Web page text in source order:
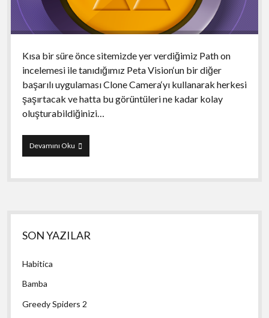
Kısa bir süre önce sitemizde yer verdiğimiz Path on
incelemesi ile tanıdığımız Peta Vision‘un bir diğer
başarılı uygulaması Clone Camera‘yı kullanarak herkesi
şaşırtacak ve hatta bu görüntüleri ne kadar kolay
oluşturabildiğinizi…
Devamını OkuClone
Camera
Yan
Menü
SON YAZILAR
Habitica
Bamba
Greedy Spiders 2